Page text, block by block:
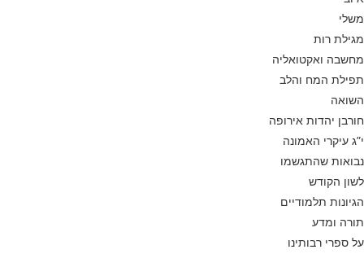
משלי
מגילת רות
מחשבה ואקטואליה
תפילת המח והלב
השואה
חורבן יהדות אירופה
י”ג עיקרי האמונה
נבואות שהתגשמו
לשון הקודש
הגיונות תלמודיים
תורה ומדע
על ספרי רבותינו